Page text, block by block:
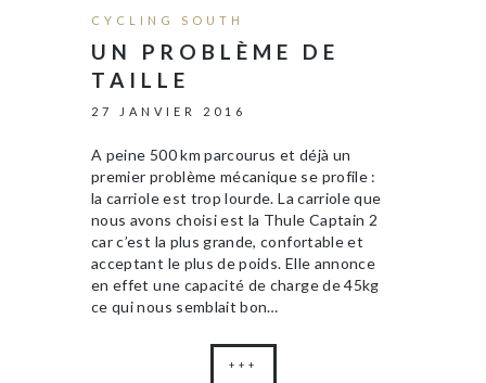
CYCLING SOUTH
UN PROBLÈME DE
TAILLE
27 JANVIER 2016
A peine 500 km parcourus et déjà un
premier problème mécanique se profile :
la carriole est trop lourde. La carriole que
nous avons choisi est la Thule Captain 2
car c’est la plus grande, confortable et
acceptant le plus de poids. Elle annonce
en effet une capacité de charge de 45kg
ce qui nous semblait bon…
+++